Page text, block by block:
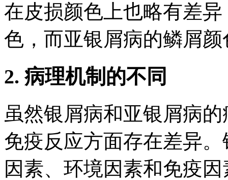
在皮损颜色上也略有差
色，而亚银屑病的鳞屑
2. 病理机制的不同
虽然银屑病和亚银屑病
免疫反应方面存在差异
因素、环境因素和免疫